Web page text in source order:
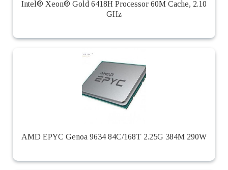
Intel® Xeon® Gold 6418H Processor 60M Cache, 2.10
GHz
AMD EPYC Genoa 9634 84C/168T 2.25G 384M 290W